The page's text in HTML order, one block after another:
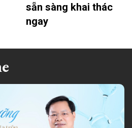
sẵn sàng khai thác
ngay